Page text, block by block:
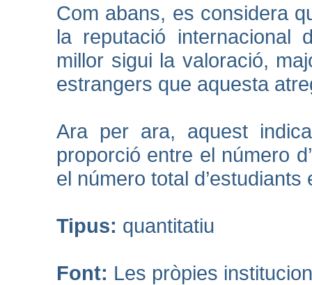
Com abans, es considera
la reputació internacional
millor sigui la valoració,
estrangers que aquesta
Ara per ara, aquest
proporció entre el número
el número total
Tipus: quantitatiu
Font: Les pròpies